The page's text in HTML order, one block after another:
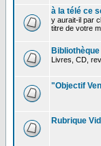
à la télé ce
y aurait-il par
titre de votre
Bibliothèque
Livres, CD,
"Objectif
Rubrique